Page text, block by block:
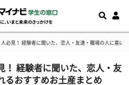
必見！ 経験者に聞いた、恋人・友達・職場の人に喜ば
！ 経験者に聞いた、恋人・友
るおすすめお土産まとめ